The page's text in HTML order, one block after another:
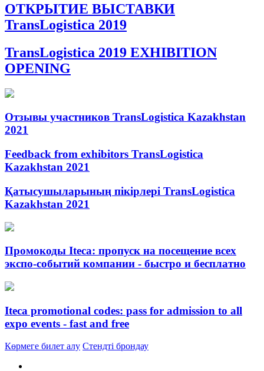
ОТКРЫТИЕ ВЫСТАВКИ
TransLogistica 2019
TransLogistica 2019 EXHIBITION
OPENING
Отзывы участников TransLogistica Kazakhstan
2021
Feedback from exhibitors TransLogistica
Kazakhstan 2021
Қатысушыларының пікірлері TransLogistica
Kazakhstan 2021
Промокоды Iteca: пропуск на посещение всех
экспо-событий компании - быстро и бесплатно
Iteca promotional codes: pass for admission to all
expo events - fast and free
Көрмеге билет алу Стендті брондау